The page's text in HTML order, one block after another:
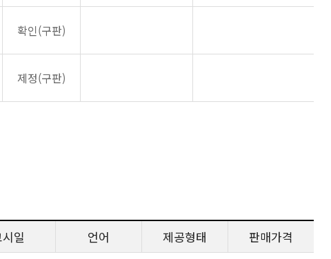
확인(구판)
제정(구판)
일 언어 제공형태 판매가격